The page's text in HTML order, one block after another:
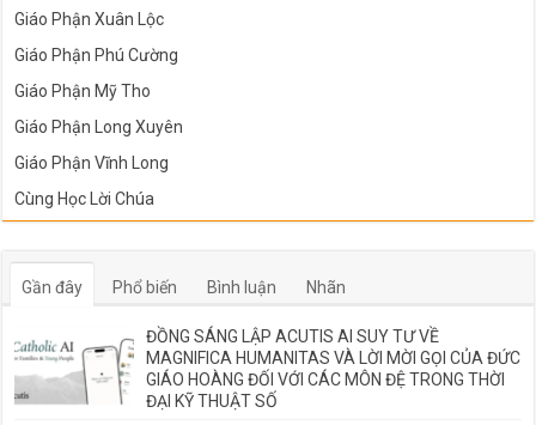
Giáo Phận Xuân Lộc
Giáo Phận Phú Cường
Giáo Phận Mỹ Tho
Giáo Phận Long Xuyên
Giáo Phận Vĩnh Long
Cùng Học Lời Chúa
Gần đây Phổ biến Bình luận Nhãn
ĐỒNG SÁNG LẬP ACUTIS AI SUY TƯ VỀ
MAGNIFICA HUMANITAS VÀ LỜI MỜI GỌI CỦA ĐỨC
GIÁO HOÀNG ĐỐI VỚI CÁC MÔN ĐỆ TRONG THỜI
ĐẠI KỸ THUẬT SỐ